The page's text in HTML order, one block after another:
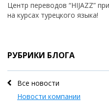
Центр переводов “HIJAZZ”
на курсах турецкого языка!
РУБРИКИ БЛОГА
Все новости
Новости компании